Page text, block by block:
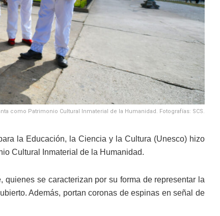
como Patrimonio Cultural Inmaterial de la Humanidad. Fotografías: SCS.
la Educación, la Ciencia y la Cultura (Unesco) hizo
Cultural Inmaterial de la Humanidad.
quienes se caracterizan por su forma de representar la
Además, portan coronas de espinas en señal de